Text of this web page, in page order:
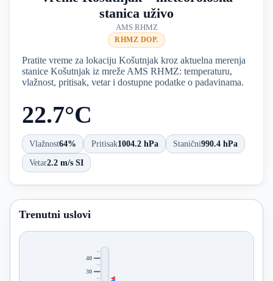
stanica uživo
AMS RHMZ
RHMZ DOP.
Pratite vreme za lokaciju Košutnjak kroz aktuelna merenja
stanice Košutnjak iz mreže AMS RHMZ: temperaturu,
vlažnost, pritisak, vetar i dostupne podatke o padavinama.
22.7°C
Vlažnost64% Pritisak1004.2 hPa Stanični990.4 hPa
Vetar2.2 m/s SI
Trenutni uslovi
30
40